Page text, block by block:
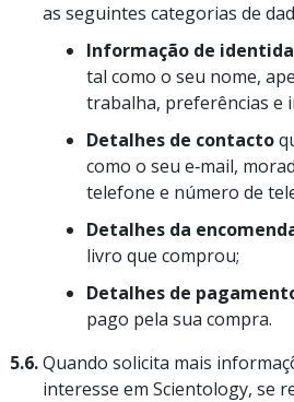
as seguintes categorias de
Informação de
tal como o seu nome,
trabalha, preferências e
Detalhes de contacto
como o seu e‑mail,
telefone e número de
Detalhes da
livro que comprou;
Detalhes de
pago pela sua compra.
5.6.Quando solicita mais
interesse em Scientology, se